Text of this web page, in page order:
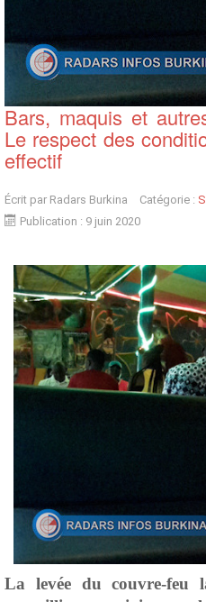
Bars, maquis et
Le respect des
effectif
Écrit par Radars Burkina Catégorie :
Publication : 9 juin 2020
La levée du couvre-feu